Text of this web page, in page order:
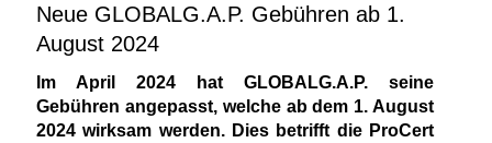
Neue GLOBALG.A.P. Gebühren ab 1.
August 2024
Im April 2024 hat GLOBALG.A.P. seine
Gebühren angepasst, welche ab dem 1. August
2024 wirksam werden. Dies betrifft die ProCert